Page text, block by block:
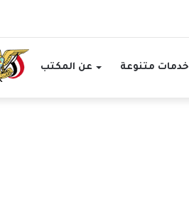
الرئيسيةعن المكتب خدمات متنوعة